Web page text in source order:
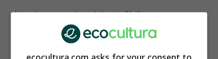
Los signos con la palabrota fácil, no pasan
vergüenza porque todo cuanto sale de su boca
es una expresión de sus emociones. Así es que,